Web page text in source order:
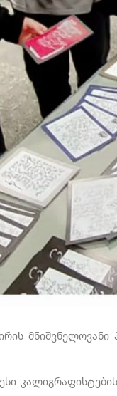
მნიშვნელოვანი